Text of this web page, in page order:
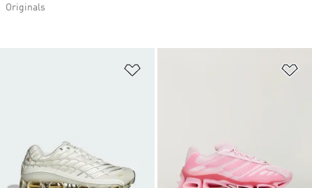
Originals